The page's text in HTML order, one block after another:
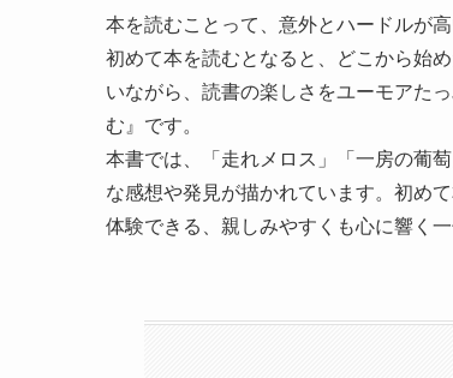
本を読むことって、意外とハードルが
初めて本を読むとなると、どこから始
いながら、読書の楽しさをユーモアた
む』です。
本書では、「走れメロス」「一房の葡
な感想や発見が描かれています。初め
体験できる、親しみやすくも心に響く一